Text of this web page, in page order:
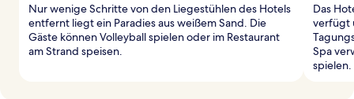
Nur wenige Schritte von den Liegestühlen des Hotels
entfernt liegt ein Paradies aus weißem Sand. Die
Gäste können Volleyball spielen oder im Restaurant
am Strand speisen.
Das
verfügt
Spa
spielen.